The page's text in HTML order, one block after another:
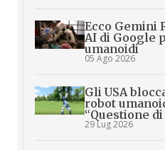
Ecco Gemini
AI di Google
umanoidi
05 Ago 2026
Gli USA
robot
“Questione
29 Lug 2026